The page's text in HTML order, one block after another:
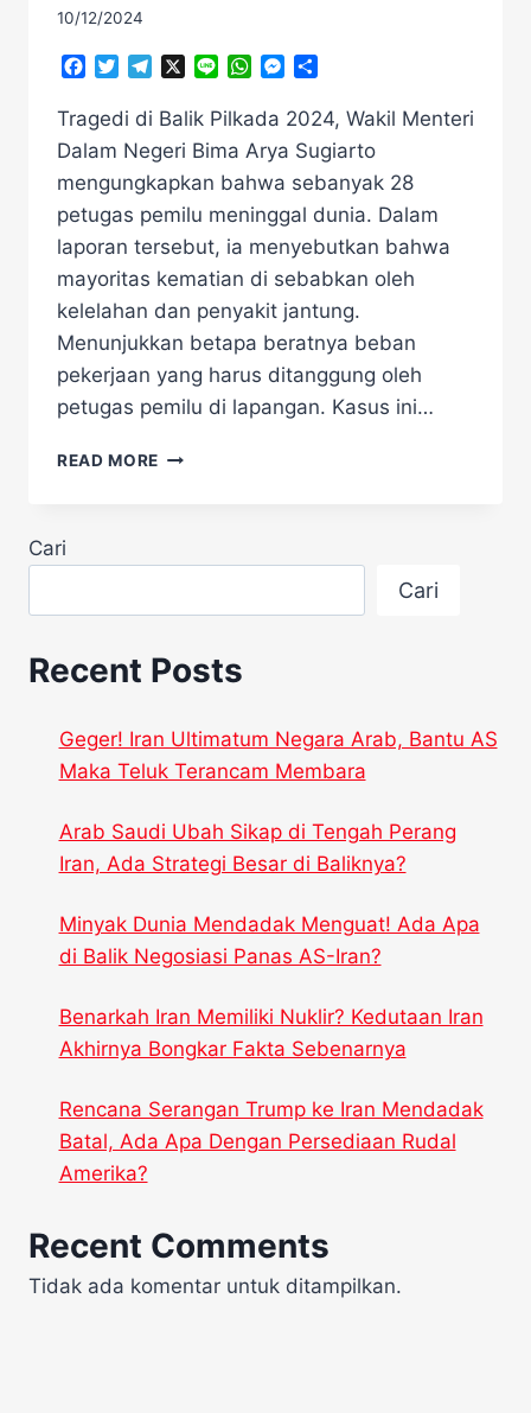
10/12/2024
Facebook
TwitterTelegramLine WhatsAppMessenger
Tragedi di Balik Pilkada 2024, Wakil Menteri
Dalam Negeri Bima Arya Sugiarto
mengungkapkan bahwa sebanyak 28
petugas pemilu meninggal dunia. Dalam
laporan tersebut, ia menyebutkan bahwa
mayoritas kematian di sebabkan oleh
kelelahan dan penyakit jantung.
Menunjukkan betapa beratnya beban
pekerjaan yang harus ditanggung oleh
petugas pemilu di lapangan. Kasus ini…
READ MORE TRAGEDI
MENINGGAL!
Cari
Cari
Recent Posts
Geger! Iran Ultimatum Negara Arab, Bantu AS
Maka Teluk Terancam Membara
Arab Saudi Ubah Sikap di Tengah Perang
Iran, Ada Strategi Besar di Baliknya?
Minyak Dunia Mendadak Menguat! Ada Apa
di Balik Negosiasi Panas AS-Iran?
Benarkah Iran Memiliki Nuklir? Kedutaan Iran
Akhirnya Bongkar Fakta Sebenarnya
Rencana Serangan Trump ke Iran Mendadak
Batal, Ada Apa Dengan Persediaan Rudal
Amerika?
Recent Comments
Tidak ada komentar untuk ditampilkan.